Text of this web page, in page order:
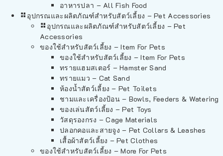
อาหารปลา – All Fish Food
อุปกรณและผลิตภัณฑ์สำหรับสัตว์เลี้ยง – Pet Accessories
อุปกรณและผลิตภัณฑ์สำหรับสัตว์เลี้ยง – Pet
Accessories
ของใช้สำหรับสัตว์เลี้ยง – Item For Pets
ของใช้สำหรับสัตว์เลี้ยง – Item For Pets
ทรายแฮมสเตอร์ – Hamster Sand
ทรายแมว – Cat Sand
ห้องน้ำสัตว์เลี้ยง – Pet Toilets
ชามและเครื่องป้อน – Bowls, Feeders & Watering
ของเล่นสัตว์เลี้ยง – Pet Toys
วัสดุรองกรง – Cage Materials
ปลอกคอและสายจูง – Pet Collars & Leashes
เสื้อผ้าสัตว์เลี้ยง – Pet Clothes
ของใช้สำหรับสัตว์เลี้ยง – More For Pets